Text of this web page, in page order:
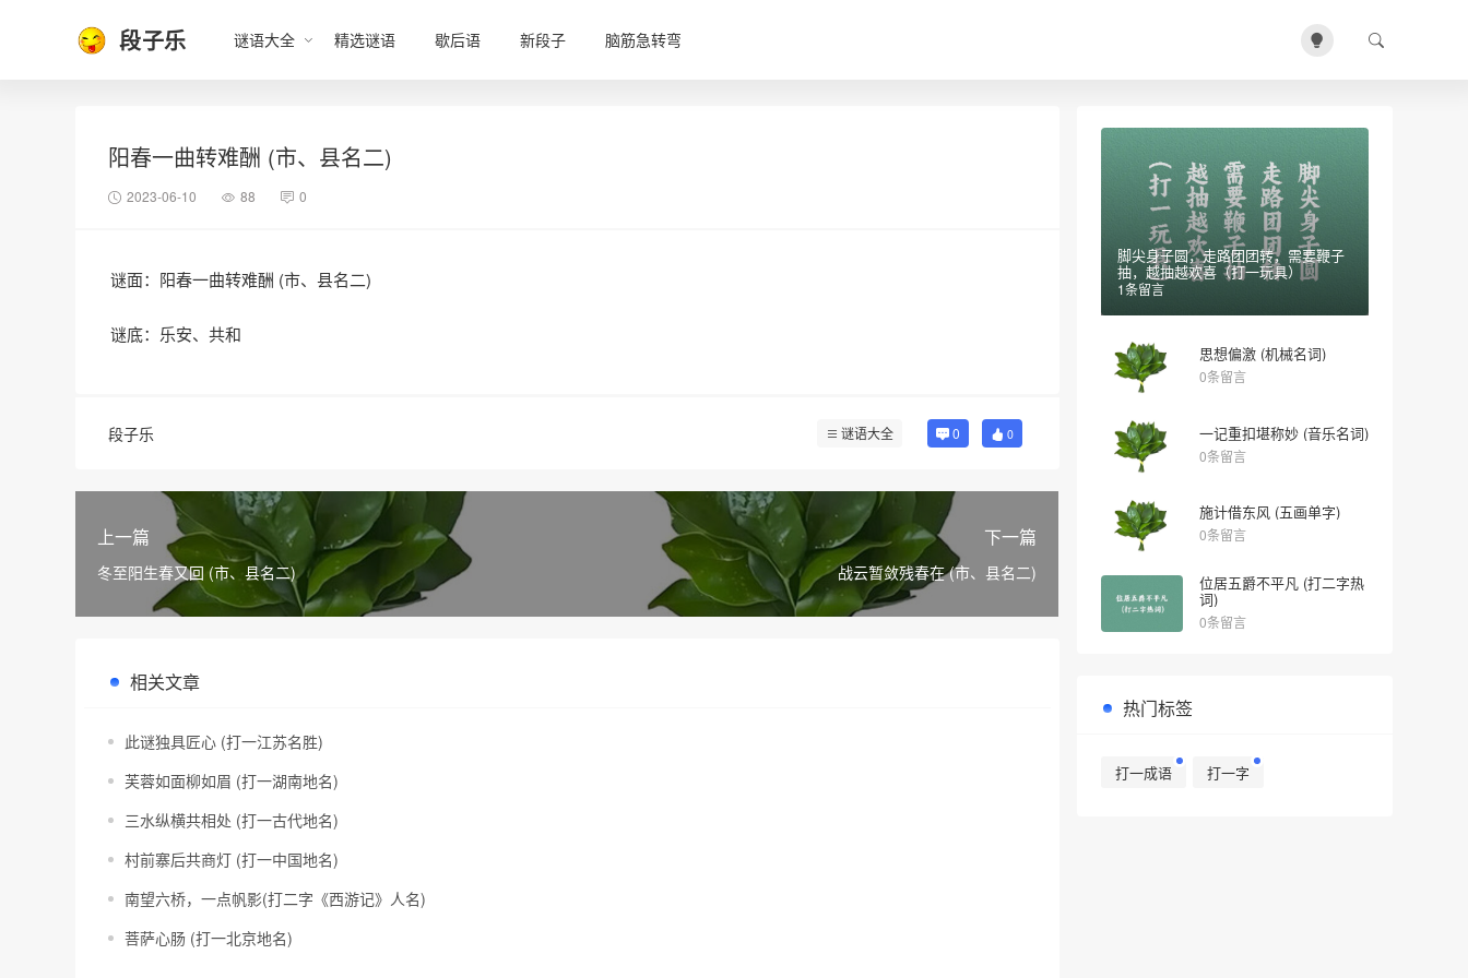
段子乐 谜语大全 精选谜语 歇后语 新段子 脑筋急转弯
阳春一曲转难酬 (市、县名二)
2023-06-10 88 0
谜面：阳春一曲转难酬 (市、县名二)
谜底：乐安、共和
段子乐 谜语大全 0 0
上一篇
冬至阳生春又回 (市、县名二)
下一篇
战云暂敛残春在 (市、县名二)
相关文章
此谜独具匠心 (打一江苏名胜)
芙蓉如面柳如眉 (打一湖南地名)
三水纵横共相处 (打一古代地名)
村前寨后共商灯 (打一中国地名)
南望六桥，一点帆影(打二字《西游记》人名)
菩萨心肠 (打一北京地名)
脚尖身子圆，走路团团转，需要鞭子
抽，越抽越欢喜（打一玩具）
1条留言
思想偏激 (机械名词)
0条留言
一记重扣堪称妙 (音乐名词)
0条留言
施计借东风 (五画单字)
0条留言
位居五爵不平凡 (打二字热
词)
0条留言
热门标签
打一成语 打一字